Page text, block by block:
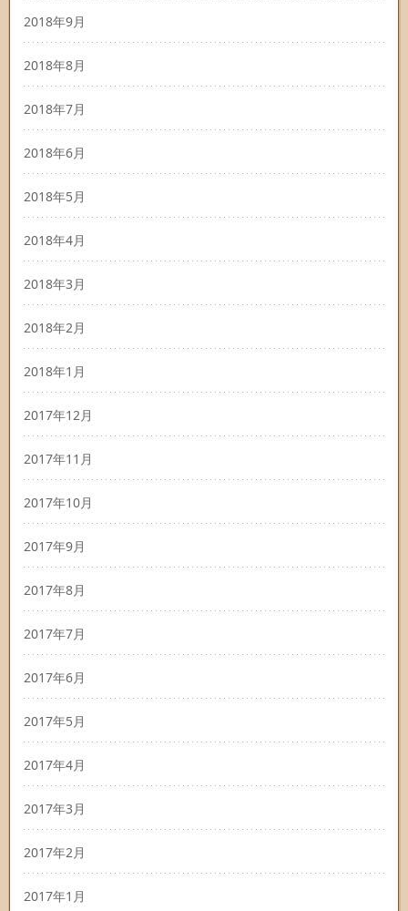
2018年9月
2018年8月
2018年7月
2018年6月
2018年5月
2018年4月
2018年3月
2018年2月
2018年1月
2017年12月
2017年11月
2017年10月
2017年9月
2017年8月
2017年7月
2017年6月
2017年5月
2017年4月
2017年3月
2017年2月
2017年1月